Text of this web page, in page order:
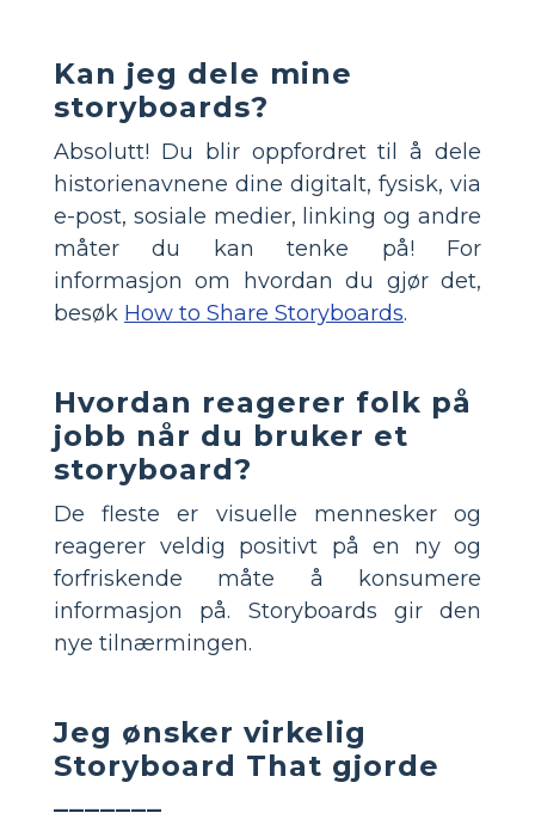
Kan jeg dele mine
storyboards?
Absolutt! Du blir oppfordret til å dele
historienavnene dine digitalt, fysisk, via
e-post, sosiale medier, linking og andre
måter du kan tenke på! For
informasjon om hvordan du gjør det,
besøk How to Share Storyboards.
Hvordan reagerer folk på
jobb når du bruker et
storyboard?
De fleste er visuelle mennesker og
reagerer veldig positivt på en ny og
forfriskende måte å konsumere
informasjon på. Storyboards gir den
nye tilnærmingen.
Jeg ønsker virkelig
Storyboard That gjorde
_______